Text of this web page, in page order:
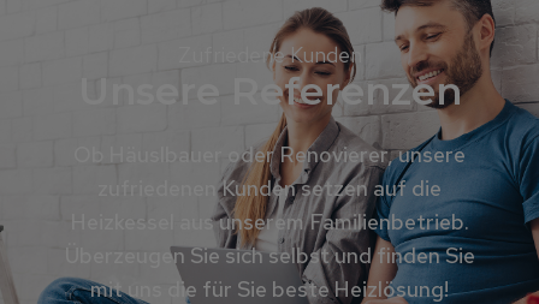
Zufriedene Kunden
Unsere Referenzen
Ob Häuslbauer oder Renovierer, unsere
zufriedenen Kunden setzen auf die
Heizkessel aus unserem Familienbetrieb.
Überzeugen Sie sich selbst und finden Sie
mit uns die für Sie beste Heizlösung!